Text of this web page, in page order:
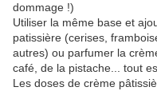
dommage !)
Utiliser la même base et
patissière (cerises,
autres) ou parfumer la
café, de la pistache... tout
Les doses de crème